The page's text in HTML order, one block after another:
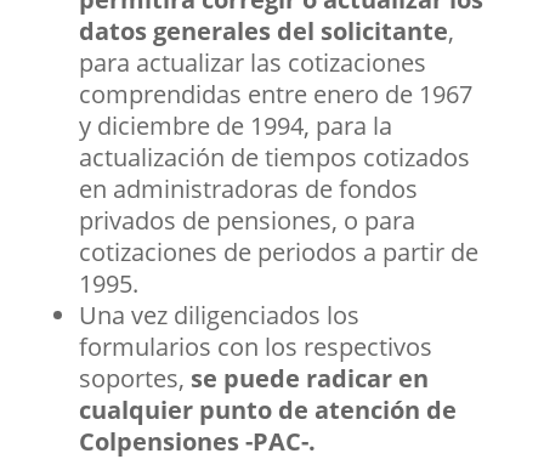
datos generales del solicitante,
para actualizar las cotizaciones
comprendidas entre enero de 1967
y diciembre de 1994, para la
actualización de tiempos cotizados
en administradoras de fondos
privados de pensiones, o para
cotizaciones de periodos a partir de
1995.
Una vez diligenciados los
formularios con los respectivos
soportes, se puede radicar en
cualquier punto de atención de
Colpensiones -PAC-.